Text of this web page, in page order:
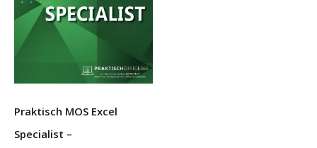
Praktisch MOS Excel
Specialist –